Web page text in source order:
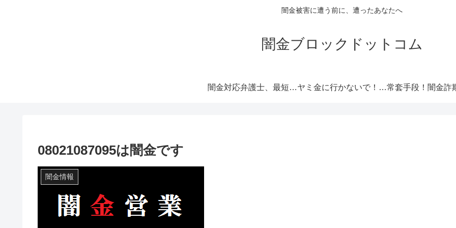
闇金被害に遭う前に、遭ったあなたへ
闇金ブロックドットコム
闇金対応弁護士、最短即日解決！ ヤミ金に行かないで！厳選オススメ消費者金融
08021087095は闇金です
闇金情報